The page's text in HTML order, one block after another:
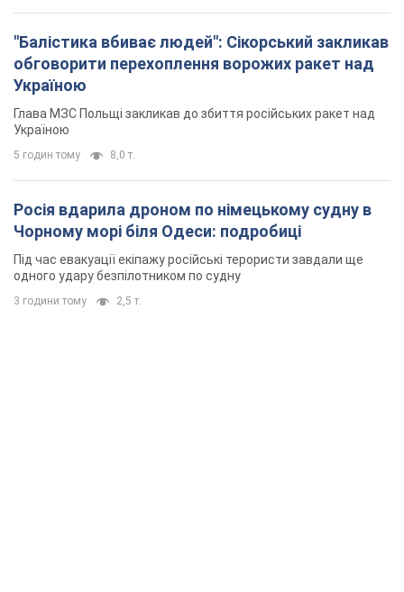
"Балістика вбиває людей": Сікорський закликав
обговорити перехоплення ворожих ракет над
Україною
Глава МЗС Польщі закликав до збиття російських ракет над
Україною
5 годин тому 8,0 т.
Росія вдарила дроном по німецькому судну в
Чорному морі біля Одеси: подробиці
Під час евакуації екіпажу російські терористи завдали ще
одного удару безпілотником по судну
3 години тому 2,5 т.